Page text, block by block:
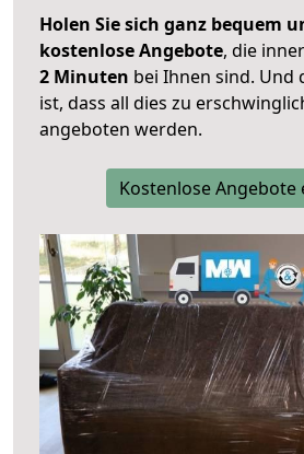
Holen Sie sich ganz bequem
kostenlose Angebote, die
2 Minuten bei Ihnen sind. Und
ist, dass all dies zu
angeboten werden.
Kostenlose Angebote